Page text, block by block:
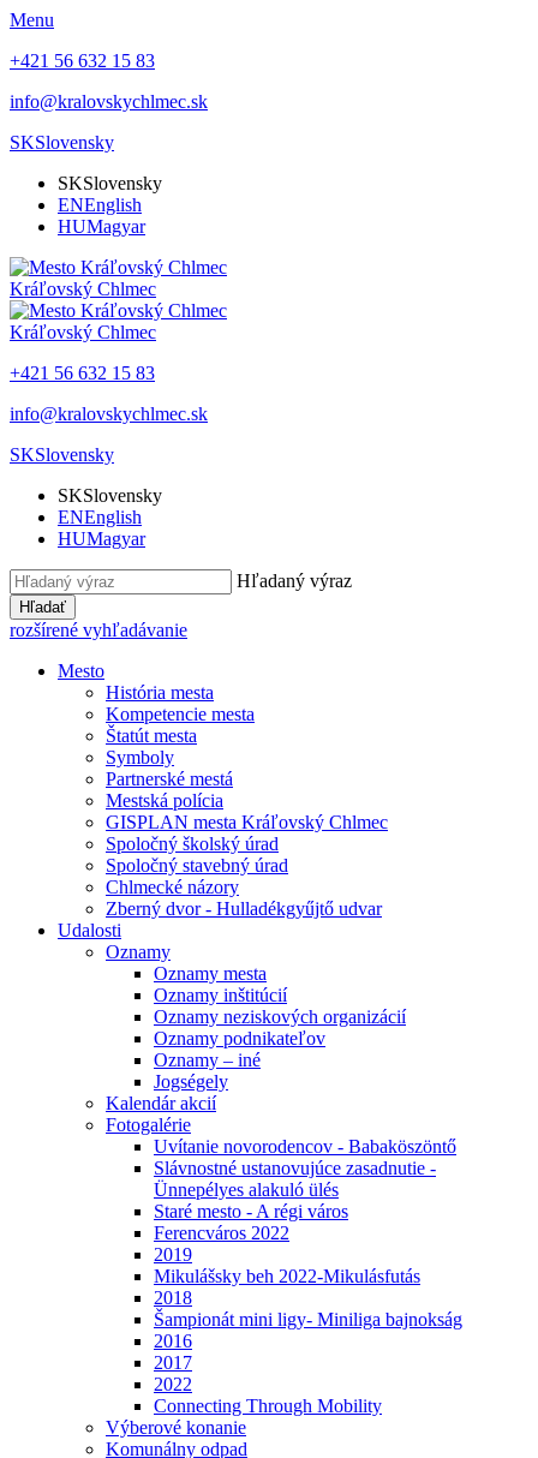
Menu
+421 56 632 15 83
info@kralovskychlmec.sk
SKSlovensky
SKSlovensky
ENEnglish
HUMagyar
Kráľovský Chlmec
Kráľovský Chlmec
+421 56 632 15 83
info@kralovskychlmec.sk
SKSlovensky
SKSlovensky
ENEnglish
HUMagyar
Hľadaný výraz
Hľadať
rozšírené vyhľadávanie
Mesto
História mesta
Kompetencie mesta
Štatút mesta
Symboly
Partnerské mestá
Mestská polícia
GISPLAN mesta Kráľovský Chlmec
Spoločný školský úrad
Spoločný stavebný úrad
Chlmecké názory
Zberný dvor - Hulladékgyűjtő udvar
Udalosti
Oznamy
Oznamy mesta
Oznamy inštitúcií
Oznamy neziskových organizácií
Oznamy podnikateľov
Oznamy – iné
Jogségely
Kalendár akcií
Fotogalérie
Uvítanie novorodencov - Babaköszöntő
Slávnostné ustanovujúce zasadnutie -
Ünnepélyes alakuló ülés
Staré mesto - A régi város
Ferencváros 2022
2019
Mikulášsky beh 2022-Mikulásfutás
2018
Šampionát mini ligy- Miniliga bajnokság
2016
2017
2022
Connecting Through Mobility
Výberové konanie
Komunálny odpad